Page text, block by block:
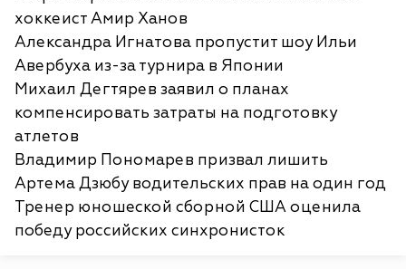
хоккеист Амир Ханов
Александра Игнатова пропустит шоу Ильи
Авербуха из-за турнира в Японии
Михаил Дегтярев заявил о планах
компенсировать затраты на подготовку
атлетов
Владимир Пономарев призвал лишить
Артема Дзюбу водительских прав на один год
Тренер юношеской сборной США оценила
победу российских синхронисток